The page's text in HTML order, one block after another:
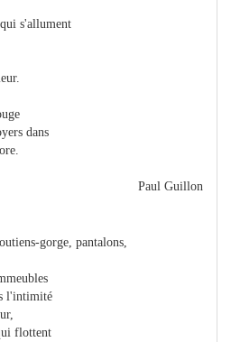
s'allument
dans
Paul Guillon
gorge, pantalons,
l'intimité
flottent